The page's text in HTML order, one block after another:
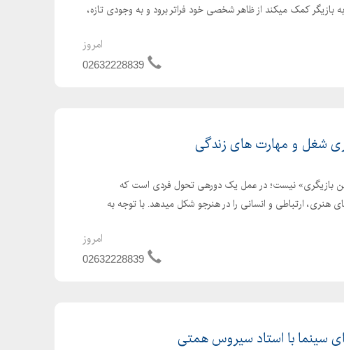
کمک میکند از ظاهر شخصی خود فراتر برود و به وجودی تازه،
امروز
02632228839
شغل و مهارت های زندگی
بازیگری» نیست؛ در عمل یک دورهی تحول فردی است که
هنری، ارتباطی و انسانی را در هنرجو شکل میدهد. با توجه به
امروز
02632228839
سینما با استاد سیروس همتی